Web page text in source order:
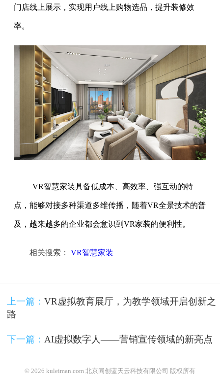
门店线上展示，实现用户线上购物选品，提升装修效
率。
VR智慧家装具备低成本、高效率、强互动的特
点，能够对接多种渠道多维传播，随着VR全景技术的普
及，越来越多的企业都会意识到VR家装的便利性。
相关搜索： VR智慧家装
上一篇： VR虚拟教育展厅，为教学领域开启创新之
路
下一篇： AI虚拟数字人——营销宣传领域的新亮点
© 2026 kuleiman.com 北京同创蓝天云科技有限公司 版权所有